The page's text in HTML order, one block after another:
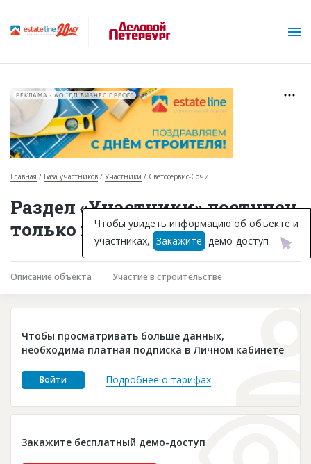
Горячие объекты
База строящихся объектов
Инвестпроекты
Глоссарий
Платные услуги
Пресс-релизы
РЕКЛАМА • АО "ДП БИЗНЕС ПРЕСС"
Главная База участников Участники Светосервис-Сочи
Раздел «Участники» доступен
только подписчикам
Описание объекта Участие в строительстве
Чтобы просматривать больше данных,
необходима платная подписка в Личном кабинете
Войти Подробнее о тарифах
Закажите бесплатный демо-доступ
Чтобы увидеть информацию об объекте и
участниках, Закажите демо-доступ